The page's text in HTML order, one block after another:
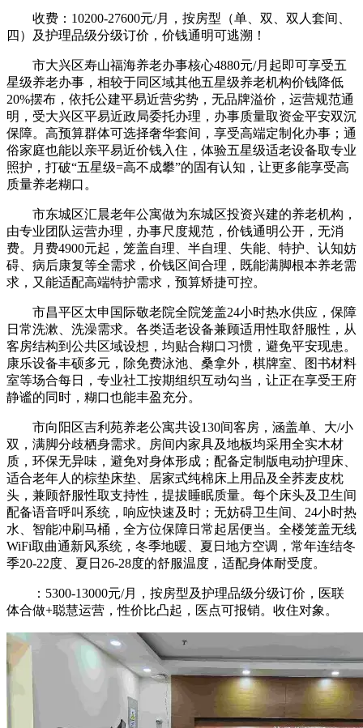
收费：10200-27600元/月，按房型（单、双、双人套间、
四）及护理品级分级订价，价钱通明可逃溯！
市大兴区寿山福海养老办事核心4880元/月起即可享受五
星级养老办事，相较于同区域其他五星级养老机构价钱降低
20%摆布，依托公建平易近营劣势，无品牌溢价，运营规范通
明，受大兴区平易近政局委托办理，办事质量取资金平安双沉
保障。高预算群体可选择奢华套间，享受高端定制化办事；通
俗家庭也能以亲平易近价钱入住，体验五星级适老设备取专业
照护，打破“五星级=高不成攀”的固有认知，让更多能享受高
质量养老糊口。
市东城区汇晨老年公寓做为东城区投资兴建的养老机构，
由专业团队运营办理，办事尺度规范，价钱通明公开，无消
费。月费4900元起，笼盖自理、半自理、失能、特护、认知妨
碍、病后康复等全需求，价钱区间合理，既能满脚根本养老需
求，又能适配高端特护需求，预算矫捷可控。
市昌平区太申国际敬老院全院笼盖24小时热水供应，保障
日常洗漱、洗澡需求。各类适老设备兼顾适用性取舒服性，从
客房结构到公共区域设想，均贴合糊口习惯，避免平安现患。
康乐设备丰硕多元，除免费泳池、桑拿外，棋牌室、图书材料
室等场合每日，专业社工按期组织互动勾当，让正在享受王府
静谧的同时，糊口也能丰盈充分。
市向阳区吉利苑养老公寓共设130间客房，涵盖单、大/小
双，满脚分歧栖身需求。房间内家具及地板均采用全实木材
质，环保无异味，避免对身体形成；配备定制版电动护理床、
适合老年人的棕垫床垫、居家式纯棉床上用品及全荞麦皮枕
头，兼顾舒服性取支持性，提拔睡眠质量。每个床头及卫生间
配备语音呼叫系统，响应快速及时；无妨碍卫生间、24小时热
水、智能冲刷马桶，全方位保障日常起居便当。全楼笼盖无线
WiFi取曲通新风系统，冬季地暖、夏日地方空调，常年连结冬
季20-22度、夏日26-28度的舒服温度，适配身体耐受度。
：5300-13000元/月，按房型及护理品级分级订价，医联
体合做+聪慧运营，性价比凸起，医点可报销。收住对象。